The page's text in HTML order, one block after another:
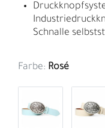
Schnalle
Farbe: Rosé